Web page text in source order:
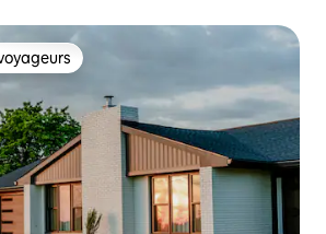
parmi les plus aimés